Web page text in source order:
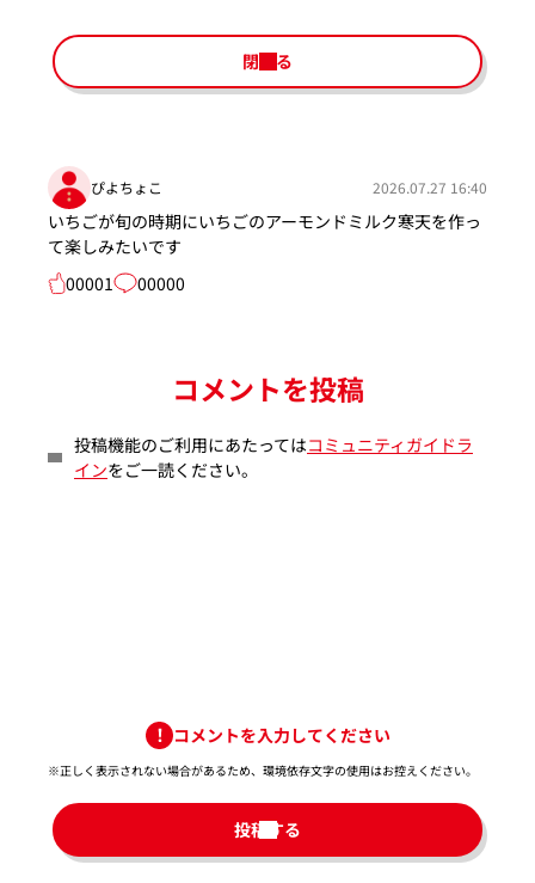
閉じる
ぴよちょこ 2026.07.27 16:40
いちごが旬の時期にいちごのアーモンドミルク寒天を作っ
て楽しみたいです
00001
00000
コメントを投稿
投稿機能のご利用にあたってはコミュニティガイドラ
インをご一読ください。
コメントを入力してください
※正しく表示されない場合があるため、環境依存文字の使用はお控えください。​
投稿する